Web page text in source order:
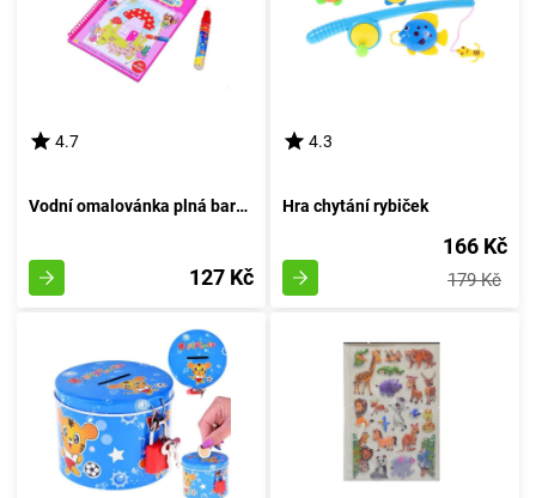
4.7
Vodní omalovánka plná barev - Víla motýlů
127 Kč
4.3
Hra chytání rybiček
166 Kč
179 Kč